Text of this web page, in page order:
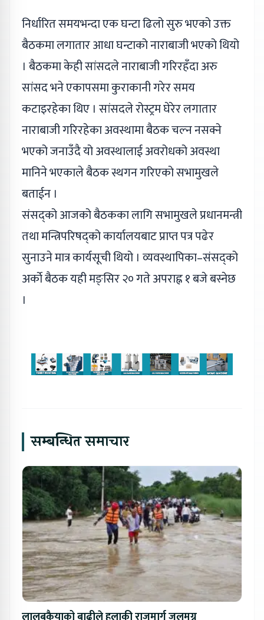
निर्धारित समयभन्दा एक घन्टा ढिलो सुरु भएको उक्त
बैठकमा लगातार आधा घन्टाको नाराबाजी भएको थियो
। बैठकमा केही सांसदले नाराबाजी गरिरहँदा अरु
सांसद भने एकापसमा कुराकानी गरेर समय
कटाइरहेका थिए । सांसदले रोस्ट्रम घेरेर लगातार
नाराबाजी गरिरहेका अवस्थामा बैठक चल्न नसक्ने
भएको जनाउँदै यो अवस्थालाई अवरोधको अवस्था
मानिने भएकाले बैठक स्थगन गरिएको सभामुखले
बताईन ।
संसद्को आजको बैठकका लागि सभामुखले प्रधानमन्त्री
तथा मन्त्रिपरिषद्को कार्यालयबाट प्राप्त पत्र पढेर
सुनाउने मात्र कार्यसूची थियो । व्यवस्थापिका–संसद्को
अर्काे बैठक यही मङ्सिर २० गते अपराह्न १ बजे बस्नेछ
।
सम्बन्धित समाचार